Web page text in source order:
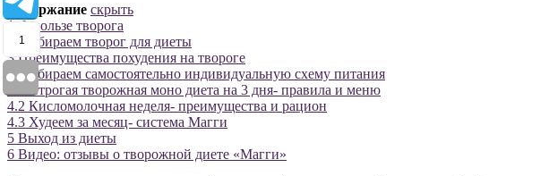
Содержание скрыть
1 О пользе творога
Выбираем творог для диеты
3 Преимущества похудения на твороге
4 Выбираем самостоятельно индивидуальную схему питания
Строгая творожная моно диета на 3 дня- правила и меню
4.2 Кисломолочная неделя- преимущества и рацион
4.3 Худеем за месяц- система Магги
5 Выход из диеты
6 Видео: отзывы о творожной диете «Магги»
1